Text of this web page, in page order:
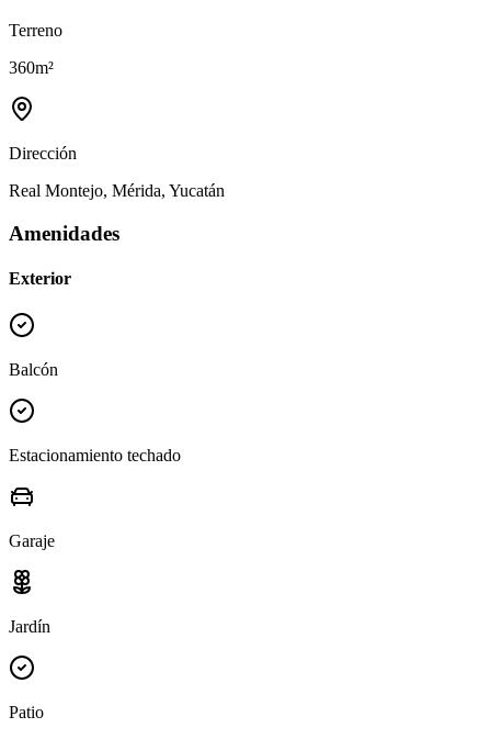
Terreno
360m²
Dirección
Real Montejo, Mérida, Yucatán
Amenidades
Exterior
Balcón
Estacionamiento techado
Garaje
Jardín
Patio